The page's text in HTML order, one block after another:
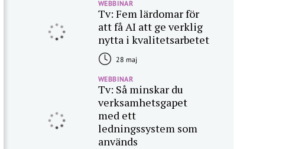
WEBBINAR
Tv: Fem lärdomar för
att få AI att ge verklig
nytta i kvalitetsarbetet
28 maj
WEBBINAR
Tv: Så minskar du
verksamhetsgapet
med ett
ledningssystem som
används